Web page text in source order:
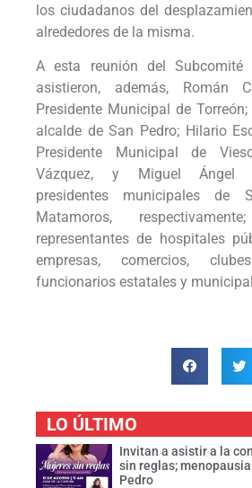
los ciudadanos del
alrededores de la misma.
A esta reunión del Subcomité
asistieron, además, Román
Presidente Municipal de
alcalde de San Pedro; Hilario
Presidente Municipal de
Vázquez, y Miguel Ángel
presidentes municipales de
Matamoros,
representantes de hospitales
empresas, comercios,
funcionarios estatales y
LO ÚLTIMO
Invitan a asistir a la
sin reglas;
Pedro